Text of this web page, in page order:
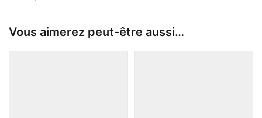
Vous aimerez peut-être aussi…